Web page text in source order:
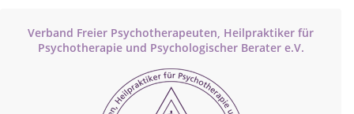
Verband Freier Psychotherapeuten, Heilpraktiker für
Psychotherapie und Psychologischer Berater e.V.